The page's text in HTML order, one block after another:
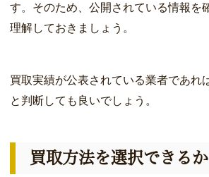
す。そのため、公開されている情報を
理解しておきましょう。
買取実績が公表されている業者であれ
と判断しても良いでしょう。
買取方法を選択できる